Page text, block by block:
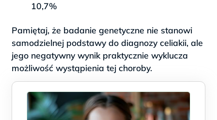
10,7%
Pamiętaj, że badanie genetyczne nie stanowi
samodzielnej podstawy do diagnozy celiakii, ale
jego negatywny wynik praktycznie wyklucza
możliwość wystąpienia tej choroby.